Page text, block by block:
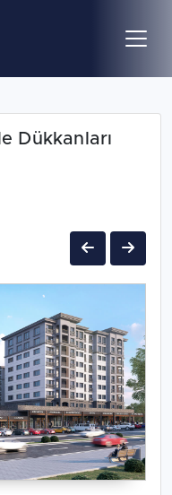
Dükkanları